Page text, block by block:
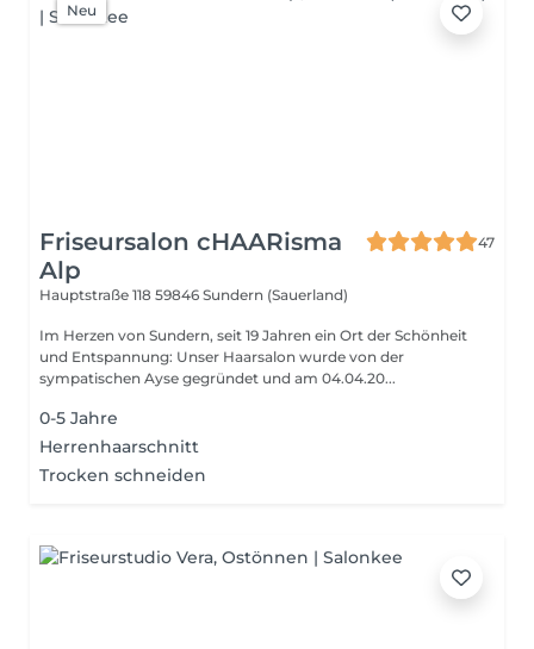
Neu
Friseursalon cHAARisma
Alp
47
Hauptstraße 118 59846 Sundern (Sauerland)
Im Herzen von Sundern, seit 19 Jahren ein Ort der Schönheit
und Entspannung: Unser Haarsalon wurde von der
sympatischen Ayse gegründet und am 04.04.20...
0-5 Jahre
Herrenhaarschnitt
Trocken schneiden